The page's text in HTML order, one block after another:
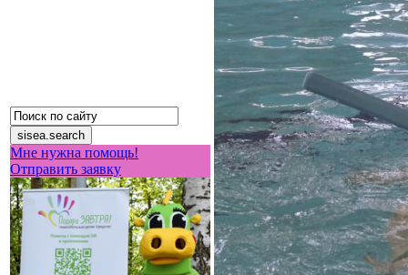
Мне нужна помощь!
Отправить заявку